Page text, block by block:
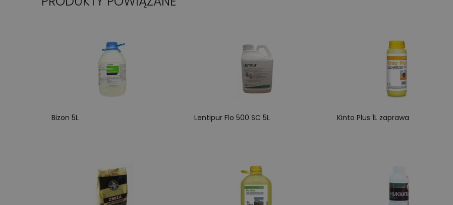
Bizon 5L Lentipur Flo 500 SC 5L Kinto Plus 1L zaprawa